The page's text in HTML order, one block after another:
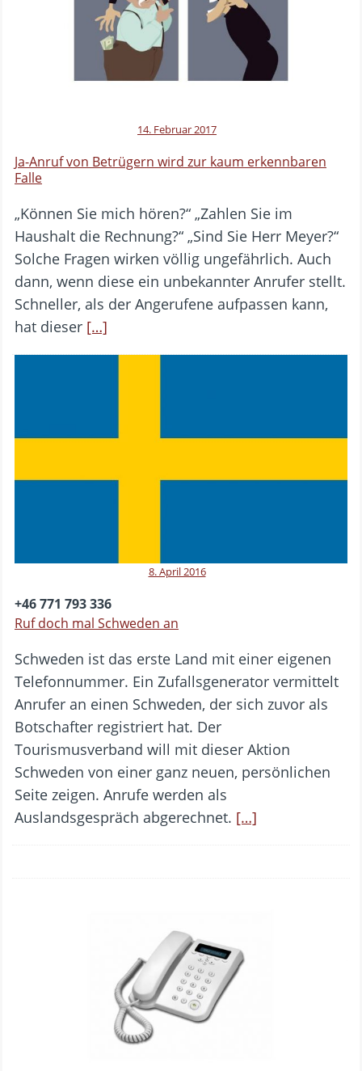
14. Februar 2017
Ja-Anruf von Betrügern wird zur kaum erkennbaren
Falle
„Können Sie mich hören?“ „Zahlen Sie im
Haushalt die Rechnung?“ „Sind Sie Herr Meyer?“
Solche Fragen wirken völlig ungefährlich. Auch
dann, wenn diese ein unbekannter Anrufer stellt.
Schneller, als der Angerufene aufpassen kann,
hat dieser […]
8. April 2016
+46 771 793 336
Ruf doch mal Schweden an
Schweden ist das erste Land mit einer eigenen
Telefonnummer. Ein Zufallsgenerator vermittelt
Anrufer an einen Schweden, der sich zuvor als
Botschafter registriert hat. Der
Tourismusverband will mit dieser Aktion
Schweden von einer ganz neuen, persönlichen
Seite zeigen. Anrufe werden als
Auslandsgespräch abgerechnet. […]